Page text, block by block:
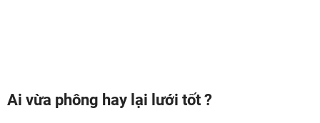
Ai vừa phông hay lại lưới tốt ?